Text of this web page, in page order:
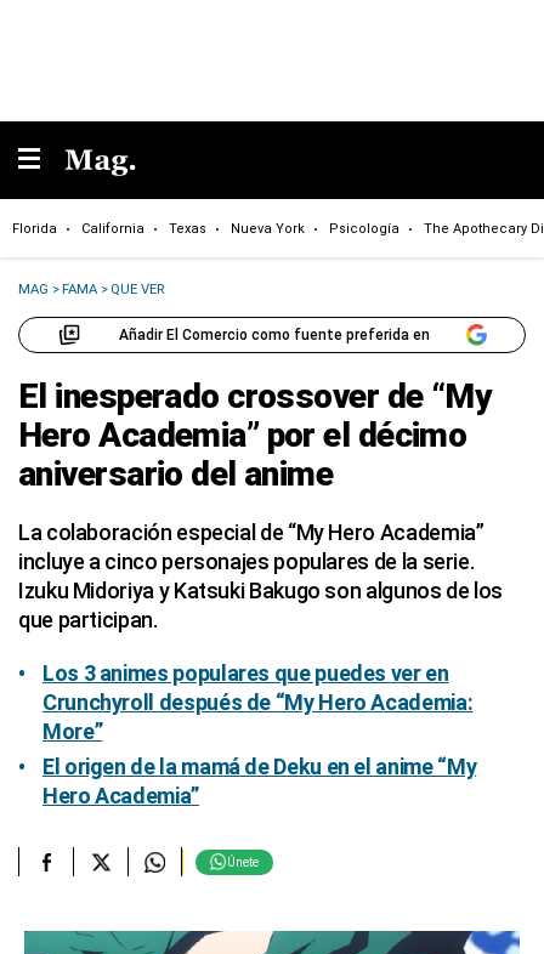
Florida California Texas Nueva York Psicología The Apothecary
MAG >FAMA > QUE VER
Añadir El Comercio como fuente preferida en
El inesperado crossover de “My
Hero Academia” por el décimo
aniversario del anime
La colaboración especial de “My Hero Academia”
incluye a cinco personajes populares de la serie.
Izuku Midoriya y Katsuki Bakugo son algunos de los
que participan.
Los 3 animes populares que puedes ver en
Crunchyroll después de “My Hero Academia:
More”
El origen de la mamá de Deku en el anime “My
Hero Academia”
Únete